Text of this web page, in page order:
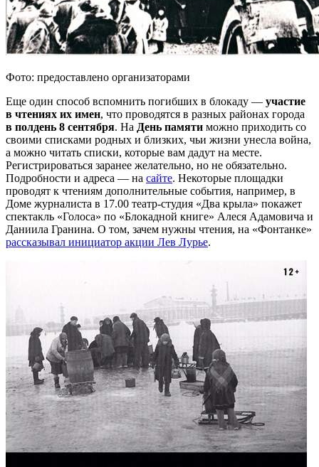
Фото: предоставлено организаторами
Еще один способ вспомнить погибших в блокаду — участие
в чтениях их имен, что проводятся в разных районах города
в полдень 8 сентября. На День памяти можно приходить со
своими списками родных и близких, чьи жизни унесла война,
а можно читать списки, которые вам дадут на месте.
Регистрироваться заранее желательно, но не обязательно.
Подробности и адреса — на сайте. Некоторые площадки
проводят к чтениям дополнительные события, например, в
Доме журналиста в 17.00 театр-студия «Два крыла» покажет
спектакль «Голоса» по «Блокадной книге» Алеся Адамовича и
Даниила Гранина. О том, зачем нужны чтения, на «Фонтанке»
рассказывал инициатор акции Лев Лурье.